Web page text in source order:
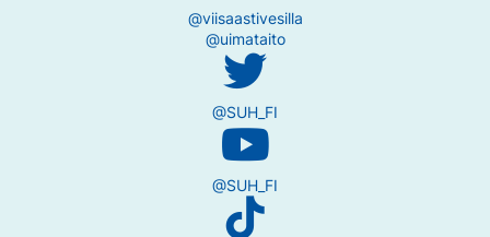
@viisaastivesilla
@uimataito
@SUH_FI
@SUH_FI